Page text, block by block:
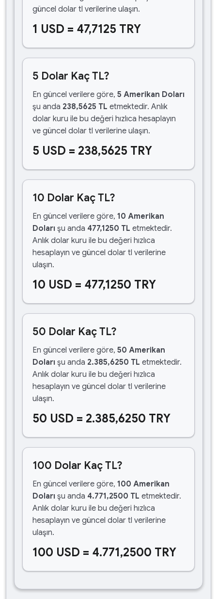
güncel dolar tl verilerine ulaşın.
1 USD = 47,7125 TRY
5 Dolar Kaç TL?
En güncel verilere göre, 5 Amerikan Doları
şu anda 238,5625 TL etmektedir. Anlık
dolar kuru ile bu değeri hızlıca hesaplayın
ve güncel dolar tl verilerine ulaşın.
5 USD = 238,5625 TRY
10 Dolar Kaç TL?
En güncel verilere göre, 10 Amerikan
Doları şu anda 477,1250 TL etmektedir.
Anlık dolar kuru ile bu değeri hızlıca
hesaplayın ve güncel dolar tl verilerine
ulaşın.
10 USD = 477,1250 TRY
50 Dolar Kaç TL?
En güncel verilere göre, 50 Amerikan
Doları şu anda 2.385,6250 TL etmektedir.
Anlık dolar kuru ile bu değeri hızlıca
hesaplayın ve güncel dolar tl verilerine
ulaşın.
50 USD = 2.385,6250 TRY
100 Dolar Kaç TL?
En güncel verilere göre, 100 Amerikan
Doları şu anda 4.771,2500 TL etmektedir.
Anlık dolar kuru ile bu değeri hızlıca
hesaplayın ve güncel dolar tl verilerine
ulaşın.
100 USD = 4.771,2500 TRY